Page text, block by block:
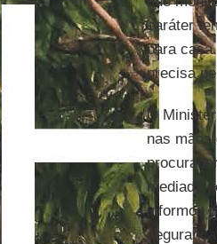
caráter
para
precisa
O
nas
mediada
informou